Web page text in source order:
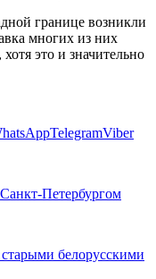
границе возникли
многих из них
это и значительно
TelegramViber
Петербургом
белорусскими